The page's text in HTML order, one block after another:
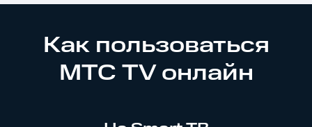
Как пользоваться
МТС TV онлайн